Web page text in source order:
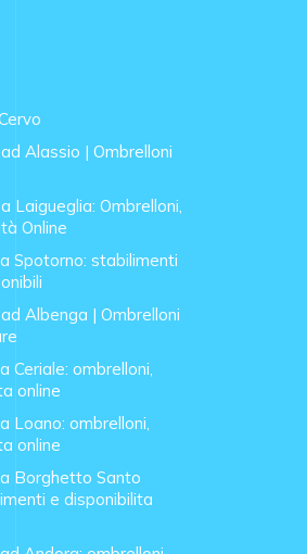
Alassio | Ombrelloni
Laigueglia: Ombrelloni,
Online
Spotorno: stabilimenti
Albenga | Ombrelloni
Ceriale: ombrelloni,
online
Loano: ombrelloni,
online
Borghetto Santo
e disponibilita